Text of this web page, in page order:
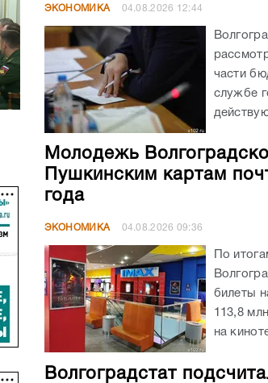
ЭКОНОМИКА 04.08.2026 12:44
части
службе
Молодежь
Пушкинским картам
года
ЭКОНОМИКА 04.08.2026 09:36
По
билеты
113,8
на
Волгоградстат